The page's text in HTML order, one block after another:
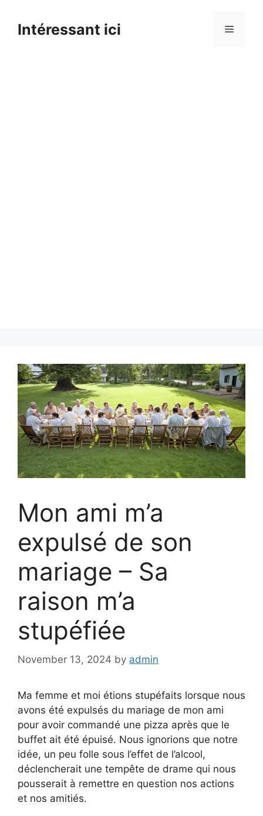
contentIntéressant ici Menu
Mon ami m’a
expulsé de son
mariage – Sa
raison m’a
stupéfiée
November 13, 2024 by admin
Ma femme et moi étions stupéfaits lorsque nous
avons été expulsés du mariage de mon ami
pour avoir commandé une pizza après que le
buffet ait été épuisé. Nous ignorions que notre
idée, un peu folle sous l’effet de l’alcool,
déclencherait une tempête de drame qui nous
pousserait à remettre en question nos actions
et nos amitiés.